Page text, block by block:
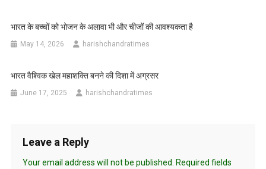
भारत के बच्चों को भोजन के अलावा भी और चीजों की आवश्यकता है
May 14, 2026 harishchandratimes
भारत वैश्विक खेल महाशक्ति बनने की दिशा में अग्रसर
June 17, 2025 harishchandratimes
Leave a Reply
Your email address will not be published.
Required fields